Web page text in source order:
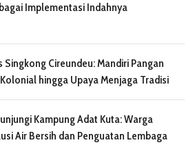
Implementasi Indahnya
Singkong Cireundeu: Mandiri Pangan
hingga Upaya Menjaga Tradisi
Kampung Adat Kuta: Warga
Air Bersih dan Penguatan Lembaga